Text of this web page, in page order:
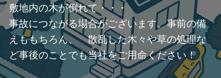
敷地内の木が倒れて・・・
事故につながる場合がございます。事前の備
えももちろん、 散乱した木々や草の処理な
ど事後のことでも当社をご用命ください！